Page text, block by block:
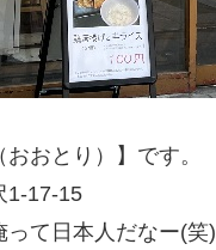
おとり）】です。
て日本人だなー(笑)